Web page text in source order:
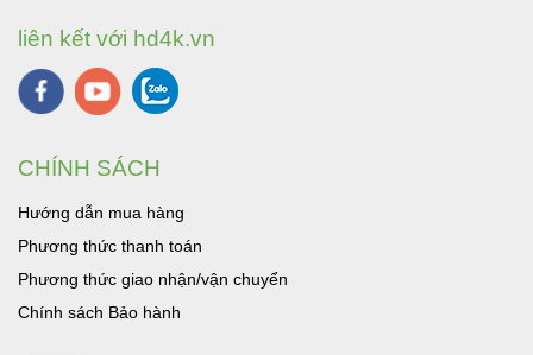
liên kết với hd4k.vn
CHÍNH SÁCH
Hướng dẫn mua hàng
Phương thức thanh toán
Phương thức giao nhận/vận chuyển
Chính sách Bảo hành